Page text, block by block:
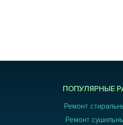
ПОПУЛЯРНЫЕ
Ремонт
Ремонт